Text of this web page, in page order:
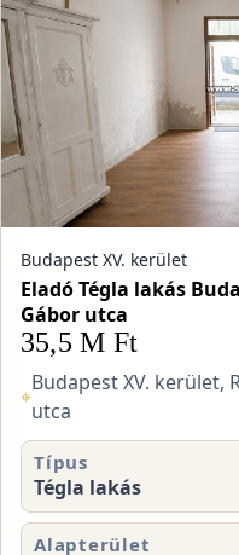
Budapest XV. kerület
Eladó Tégla lakás
Gábor utca
35,5 M Ft
⌖
Budapest XV. kerület,
utca
Típus
Tégla lakás
Alapterület